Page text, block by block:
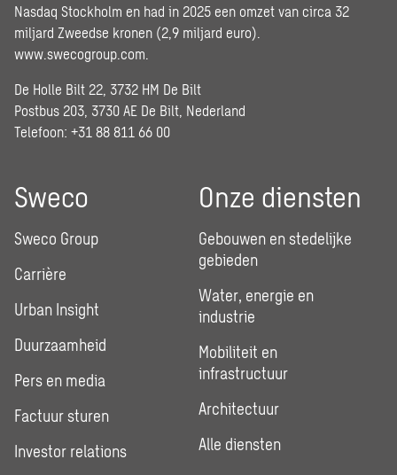
Nasdaq Stockholm en had in 2025 een omzet van circa 32
miljard Zweedse kronen (2,9 miljard euro).
www.swecogroup.com
De Holle Bilt 22, 3732 HM De Bilt
Postbus 203, 3730 AE De Bilt, Nederland
Telefoon: +31 88 811 66 00
Sweco
Sweco Group
Carrière
Urban Insight
Duurzaamheid
Pers en media
Factuur sturen
Investor relations
Onze diensten
Gebouwen en stedelijke
gebieden
Water, energie en
industrie
Mobiliteit en
infrastructuur
Architectuur
Alle diensten